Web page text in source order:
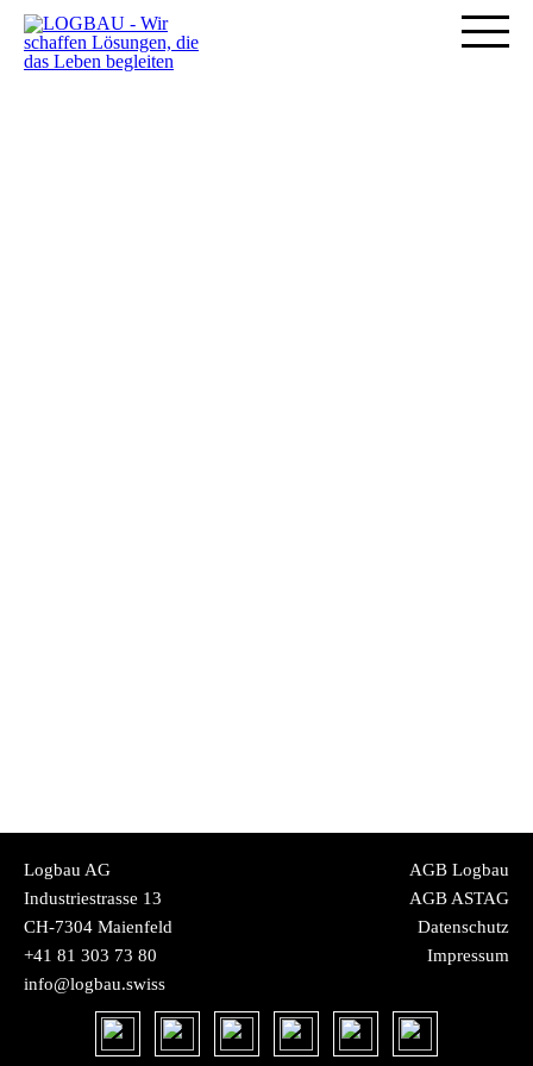
Logbau AG
Industriestrasse 13
CH-7304 Maienfeld
+41 81 303 73 80
info@logbau.swiss
AGB Logbau
AGB ASTAG
Datenschutz
Impressum